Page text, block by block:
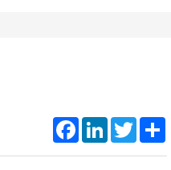
Facebook
LinkedInTwitter